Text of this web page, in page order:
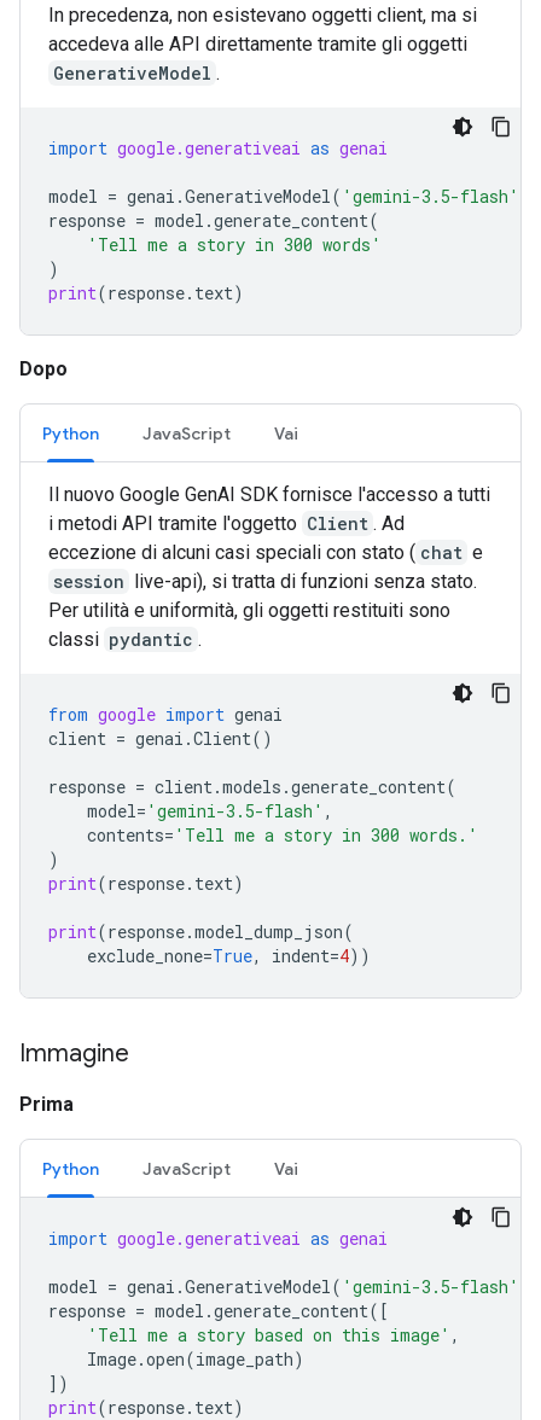
In precedenza, non esistevano oggetti client, ma si
accedeva alle API direttamente tramite gli oggetti
GenerativeModel .
import google.generativeai as genai
model = genai .GenerativeModel( 'gemini-3.5-flash'
response = model .generate_content(
'Tell me a story in 300 words'
)
print(response. text)
Dopo
Python JavaScript Vai
Il nuovo Google GenAI SDK fornisce l'accesso a tutti
i metodi API tramite l'oggetto Client . Ad
eccezione di alcuni casi speciali con stato ( chat e
session live-api), si tratta di funzioni senza stato.
Per utilità e uniformità, gli oggetti restituiti sono
classi pydantic .
from google import genai
client = genai .Client()
response = client.models .generate_content(
model= 'gemini-3.5-flash' ,
contents= 'Tell me a story in 300 words.'
)
print(response. text)
print(response.model_dump_json(
exclude_none=True, indent=4))
Immagine
Prima
Python JavaScript Vai
import google.generativeai as genai
model = genai .GenerativeModel( 'gemini-3.5-flash'
response = model .generate_content([
'Tell me a story based on this image' ,
Image.open(image_path)
])
print(response. text)